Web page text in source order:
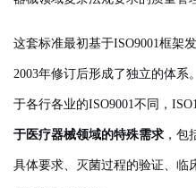
这套标准最初基于ISO9001框架
2003年修订后形成了独立的体系
于各行各业的ISO9001不同，
于医疗器械领域的特殊需求 ，包
具体要求、灭菌过程的验证、临